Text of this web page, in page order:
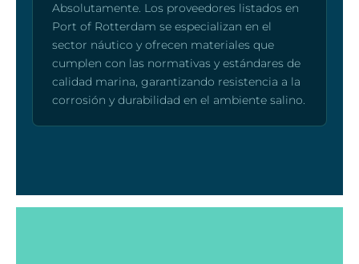
Absolutamente. Los proveedores listados en
Port of Rotterdam se especializan en el
sector náutico y ofrecen materiales que
cumplen con las normativas y estándares de
calidad marina, garantizando resistencia a la
corrosión y durabilidad en el ambiente salino.